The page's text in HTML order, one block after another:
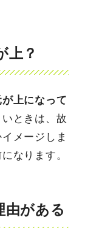
上？
上になって
ときは、故
メージしま
なります。
由がある